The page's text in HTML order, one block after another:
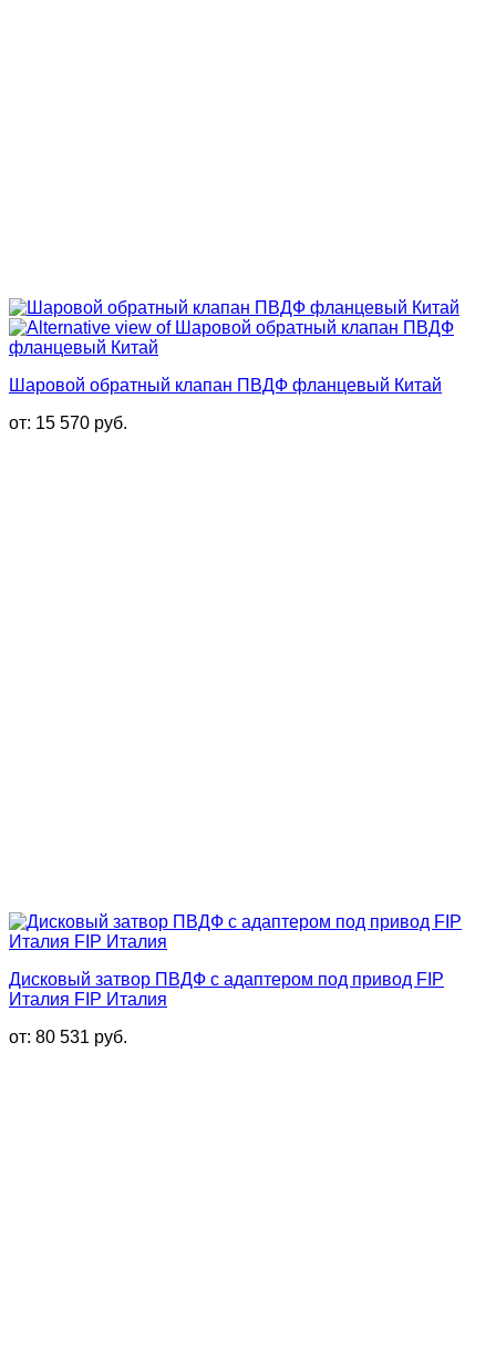
Шаровой обратный клапан ПВДФ фланцевый Китай
от: 15 570 руб.
Дисковый затвор ПВДФ с адаптером под привод FIP
Италия FIP Италия
от: 80 531 руб.